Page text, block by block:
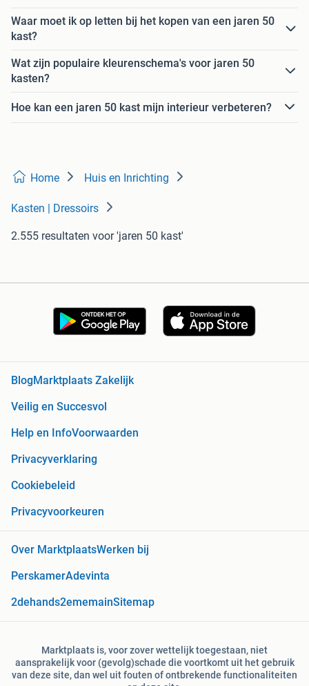
Waar moet ik op letten bij het kopen van een jaren 50
kast?
Wat zijn populaire kleurenschema's voor jaren 50
kasten?
Hoe kan een jaren 50 kast mijn interieur verbeteren?
Home Huis en Inrichting
Kasten | Dressoirs
2.555 resultaten voor 'jaren 50 kast'
Blog Marktplaats Zakelijk
Veilig en Succesvol
Help en InfoVoorwaarden
Privacyverklaring
Cookiebeleid
Privacyvoorkeuren
Over MarktplaatsWerken bij
PerskamerAdevinta
2dehands2ememainSitemap
Marktplaats is, voor zover wettelijk toegestaan, niet
aansprakelijk voor (gevolg)schade die voortkomt uit het gebruik
van deze site, dan wel uit fouten of ontbrekende functionaliteiten